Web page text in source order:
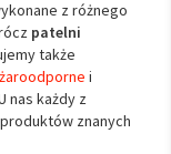
z różnego
patelni
także
i
nas każdy z
znanych